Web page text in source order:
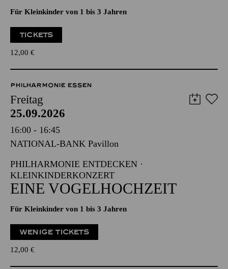
Für Kleinkinder von 1 bis 3 Jahren
TICKETS
12,00 €
PHILHARMONIE ESSEN
Freitag
25.09.2026
16:00 - 16:45
NATIONAL-BANK Pavillon
PHILHARMONIE ENTDECKEN ·
KLEINKINDERKONZERT
EINE VOGELHOCHZEIT
Für Kleinkinder von 1 bis 3 Jahren
WENIGE TICKETS
12,00 €